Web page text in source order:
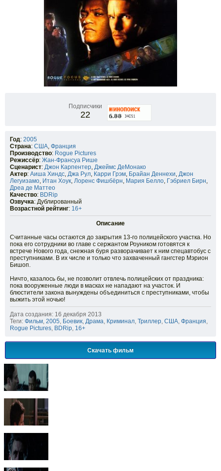
Подписчики
22
Год: 2005
Страна: США, Франция
Производство: Rogue Pictures
Режиссёр: Жан-Франсуа Рише
Сценарист: Джон Карпентер, Джеймс ДеМонако
Актер: Аиша Хиндс, Джа Рул, Карри Грэм, Брайан Деннехи, Джон
Легуизамо, Итан Хоук, Лоренс Фишбёрн, Мария Белло, Гэбриел Бирн,
Дреа де Маттео
Качество: BDRip
Озвучка: Дублированный
Возрастной рейтинг: 16+
Описание
Считанные часы остаются до закрытия 13-го полицейского участка. Но
пока его сотрудники во главе с сержантом Роуником готовятся к
встрече Нового года, снежная буря разворачивает к ним спецавтобус с
преступниками. В их числе и только что захваченный гангстер Мэрион
Бишоп.
Ничто, казалось бы, не позволит отвлечь полицейских от праздника:
пока вооруженные люди в масках не нападают на участок. И
блюстители закона вынуждены объединиться с преступниками, чтобы
выжить этой ночью!
Дата создания: 16 декабря 2013
Теги: Фильм, 2005, Боевик, Драма, Криминал, Триллер, США, Франция,
Rogue Pictures, BDRip, 16+
Скачать фильм